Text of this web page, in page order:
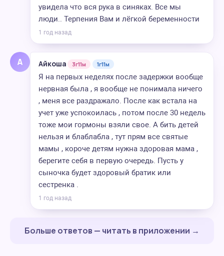
увидела что вся рука в синяках. Все мы
люди.. Терпения Вам и лёгкой беременности
1 год назад
А Айкоша 3г11м 1г11м
Я на первых неделях после задержки вообще
нервная была , я вообще не понимала ничего
, меня все раздражало. После как встала на
учет уже успокоилась , потом после 30 недель
тоже мои гормоны взяли свое. А бить детей
нельзя и блаблабла , тут прям все святые
мамы , короче детям нужна здоровая мама ,
берегите себя в первую очередь. Пусть у
сыночка будет здоровый братик или
сестренка .
1 год назад
Больше ответов — читать в приложении →